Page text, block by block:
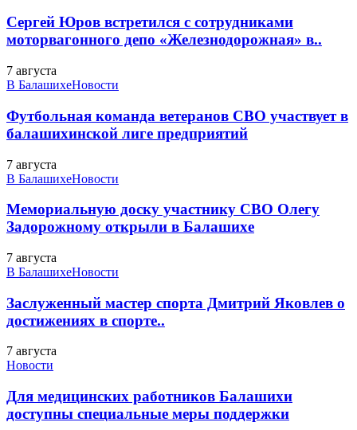
Сергей Юров встретился с сотрудниками
моторвагонного депо «Железнодорожная» в..
7 августа
В БалашихеНовости
Футбольная команда ветеранов СВО участвует в
балашихинской лиге предприятий
7 августа
В БалашихеНовости
Мемориальную доску участнику СВО Олегу
Задорожному открыли в Балашихе
7 августа
В БалашихеНовости
Заслуженный мастер спорта Дмитрий Яковлев о
достижениях в спорте..
7 августа
Новости
Для медицинских работников Балашихи
доступны специальные меры поддержки